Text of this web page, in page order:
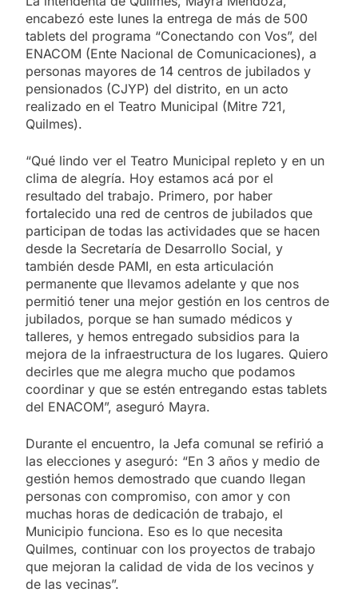
encabezó este lunes la entrega de más de 500
tablets del programa “Conectando con Vos”, del
ENACOM (Ente Nacional de Comunicaciones), a
personas mayores de 14 centros de jubilados y
pensionados (CJYP) del distrito, en un acto
realizado en el Teatro Municipal (Mitre 721,
Quilmes).
“Qué lindo ver el Teatro Municipal repleto y en un
clima de alegría. Hoy estamos acá por el
resultado del trabajo. Primero, por haber
fortalecido una red de centros de jubilados que
participan de todas las actividades que se hacen
desde la Secretaría de Desarrollo Social, y
también desde PAMI, en esta articulación
permanente que llevamos adelante y que nos
permitió tener una mejor gestión en los centros de
jubilados, porque se han sumado médicos y
talleres, y hemos entregado subsidios para la
mejora de la infraestructura de los lugares. Quiero
decirles que me alegra mucho que podamos
coordinar y que se estén entregando estas tablets
del ENACOM”, aseguró Mayra.
Durante el encuentro, la Jefa comunal se refirió a
las elecciones y aseguró: “En 3 años y medio de
gestión hemos demostrado que cuando llegan
personas con compromiso, con amor y con
muchas horas de dedicación de trabajo, el
Municipio funciona. Eso es lo que necesita
Quilmes, continuar con los proyectos de trabajo
que mejoran la calidad de vida de los vecinos y
de las vecinas”.